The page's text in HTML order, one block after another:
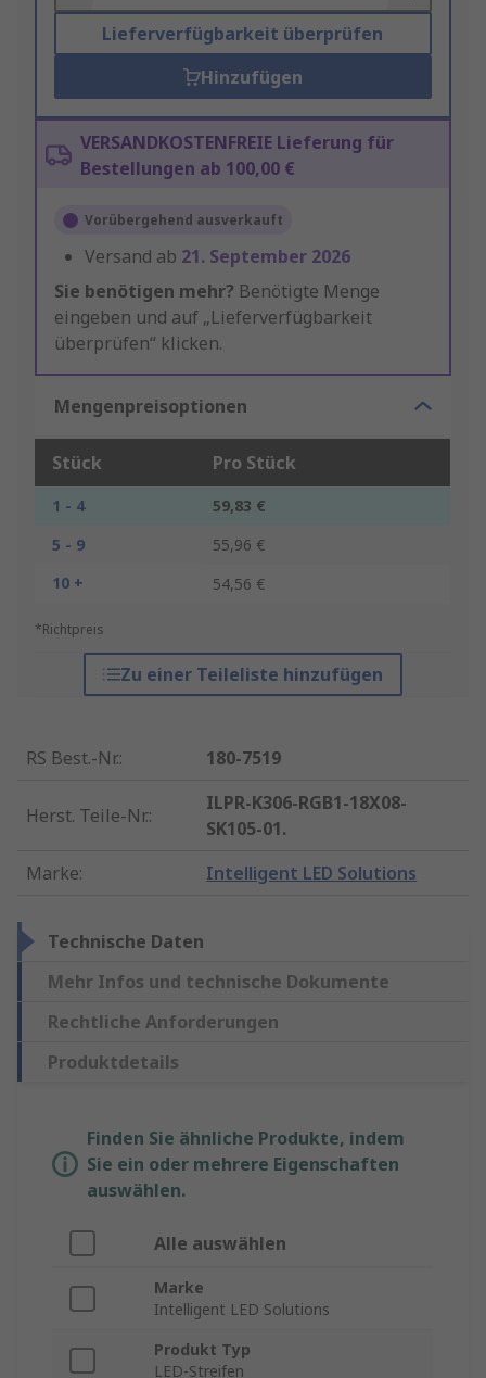
Lieferverfügbarkeit überprüfen
Hinzufügen
VERSANDKOSTENFREIE Lieferung für
Bestellungen ab 100,00 €
Vorübergehend ausverkauft
Versand ab 21. September 2026
Sie benötigen mehr? Benötigte Menge
eingeben und auf „Lieferverfügbarkeit
überprüfen“ klicken.
Mengenpreisoptionen
Stück Pro Stück
1 - 4
59,83 €
5 - 9
55,96 €
10 +
54,56 €
*Richtpreis
Zu einer Teileliste hinzufügen
RS Best.-Nr.: 180-7519
Herst. Teile-Nr.:
ILPR-K306-RGB1-18X08-
SK105-01.
Marke: Intelligent LED Solutions
Technische Daten
Mehr Infos und technische Dokumente
Rechtliche Anforderungen
Produktdetails
Finden Sie ähnliche Produkte, indem
Sie ein oder mehrere Eigenschaften
auswählen.
Alle auswählen
Marke
Intelligent LED Solutions
Produkt Typ
LED-Streifen